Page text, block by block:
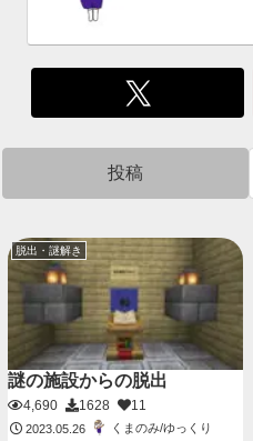
投稿
脱出・謎解き
謎の施設からの脱出
4,690 1628 11
2023.05.26
くまのみ/ゆっくり